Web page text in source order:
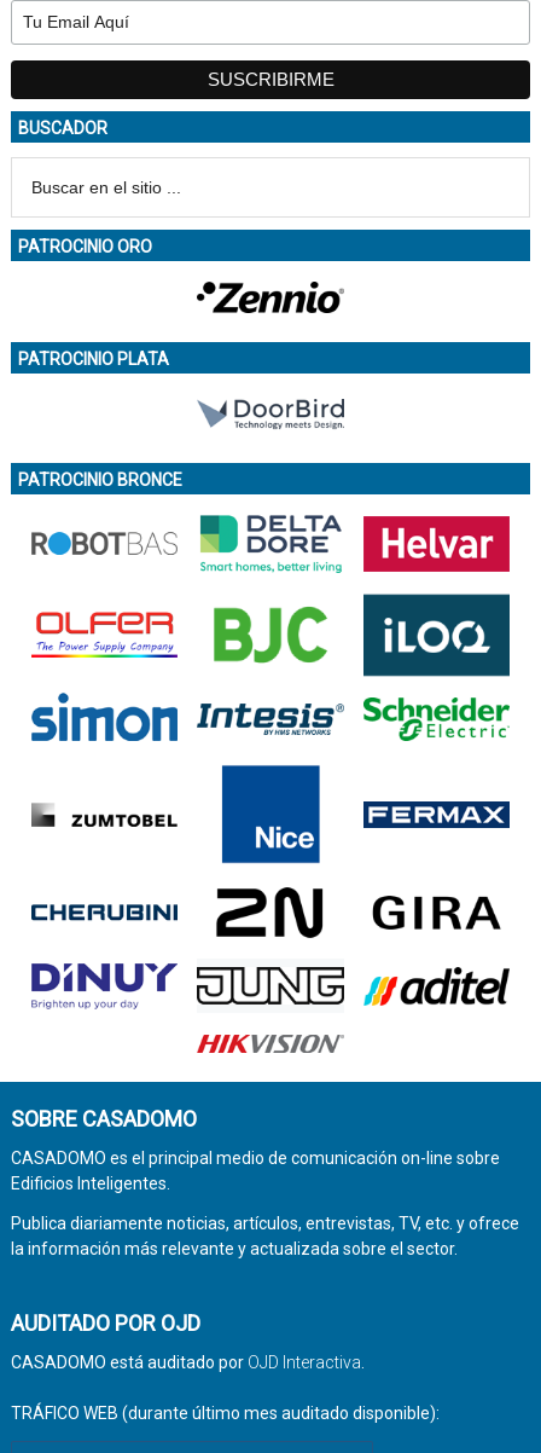
BUSCADOR
PATROCINIO ORO
PATROCINIO PLATA
PATROCINIO BRONCE
SOBRE CASADOMO
CASADOMO es el principal medio de comunicación on-line sobre
Edificios Inteligentes.
Publica diariamente noticias, artículos, entrevistas, TV, etc. y ofrece
la información más relevante y actualizada sobre el sector.
AUDITADO POR OJD
CASADOMO está auditado por OJD Interactiva.
TRÁFICO WEB (durante último mes auditado disponible):